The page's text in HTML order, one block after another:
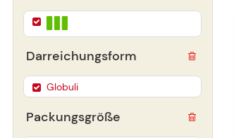
Darreichungsform
Globuli
Packungsgröße